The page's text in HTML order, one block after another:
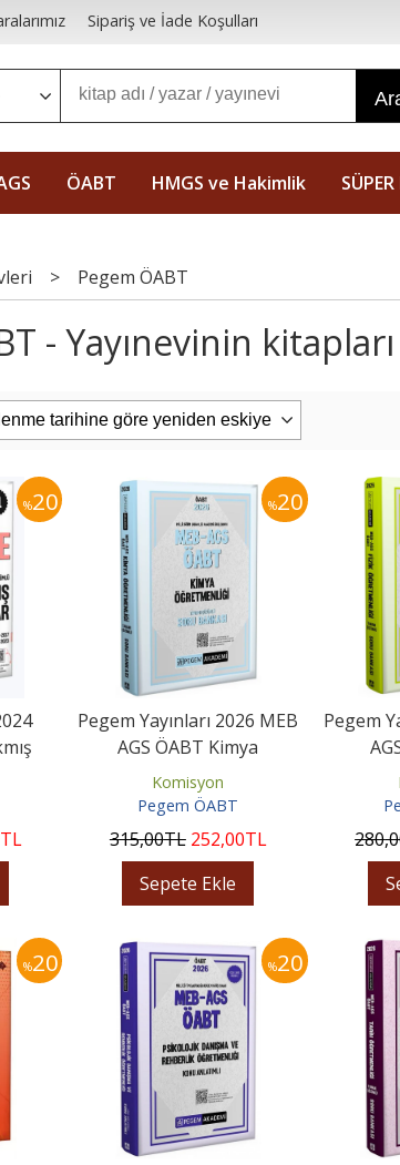
Sipariş ve İade Koşulları
ÖABT HMGS ve Hakimlik
> Pegem ÖABT
- Yayınevinin kitapları
%20
TL
%20
Pegem Yayınları 2026 MEB
AGS ÖABT Kimya
Öğretmenliği Tamamı
Çözümlü Soru...
Komisyon
Pegem ÖABT
315,00TL 252,00TL
Sepete Ekle
Pegem
280
%20 %20